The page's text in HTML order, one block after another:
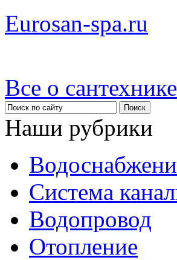
Eurosan-spa.ru
Все о сантехнике
Наши рубрики
Система
Водопровод
Отопление